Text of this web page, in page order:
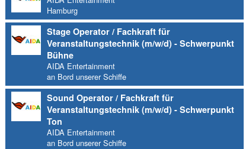
Hamburg
Stage Operator / Fachkraft für
Veranstaltungstechnik (m/w/d) - Schwerpunkt
Bühne
AIDA Entertainment
an Bord unserer Schiffe
Sound Operator / Fachkraft für
Veranstaltungstechnik (m/w/d) - Schwerpunkt
Ton
AIDA Entertainment
an Bord unserer Schiffe